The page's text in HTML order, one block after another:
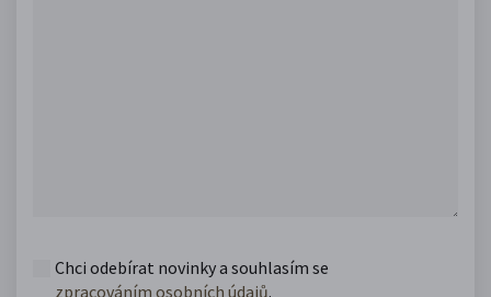
Chci odebírat novinky a souhlasím se
zpracováním osobních údajů.